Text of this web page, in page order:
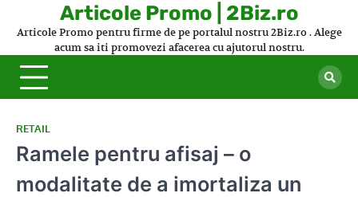
Articole Promo | 2Biz.ro
Articole Promo pentru firme de pe portalul nostru 2Biz.ro . Alege
acum sa iti promovezi afacerea cu ajutorul nostru.
RETAIL
Ramele pentru afisaj – o
modalitate de a imortaliza un